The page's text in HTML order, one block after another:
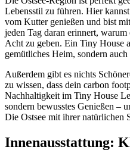
Lebensstil zu führen. Hier
vom Kutter genießen und bist
jeden Tag daran erinnert,
Acht zu geben. Ein Tiny House
gemütliches Heim, sondern
Außerdem gibt es nichts
zu wissen, dass dein carbon
Nachhaltigkeit im Tiny House
sondern bewusstes Genießen –
Die Ostsee mit ihrer natürlichen
Innenausstattung: